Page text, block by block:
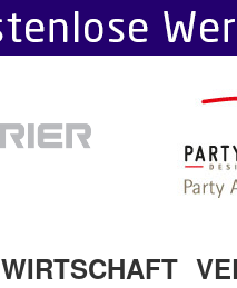
WIRTSCHAFT